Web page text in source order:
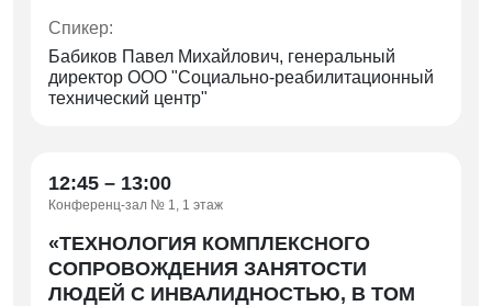
—Тема уточняется
Спикер: Дмитриева Лидия Сергеевна,
председатель Челябинской областной
реабилитации и социализации инвалидов
по зрению в Челябинской области»
Спикер: Рожков Александр Владимирович,
председатель Челябинской областной
организации Всероссийского общества слепых
Спикер:
Бабиков Павел Михайлович, генеральный
директор ООО "Социально-реабилитационный
технический центр"
12:45 – 13:00
Конференц-зал № 1, 1 этаж
«ТЕХНОЛОГИЯ КОМПЛЕКСНОГО
СОПРОВОЖДЕНИЯ ЗАНЯТОСТИ
ЛЮДЕЙ С ИНВАЛИДНОСТЬЮ, В ТОМ